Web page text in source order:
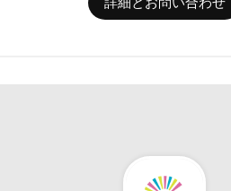
詳細とお問い合わせ